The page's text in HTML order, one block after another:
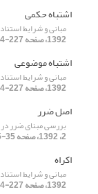
اشتباه حکمی
مبانی و شرایط
1392، صفحه 227-254]
اشتباه موضوعی
مبانی و شرایط
1392، صفحه 227-254]
اصل ضرر
بررسی مبنای ضرر در
2، 1392، صفحه 35-65]
اکراه
مبانی و شرایط
1392، صفحه 227-254]